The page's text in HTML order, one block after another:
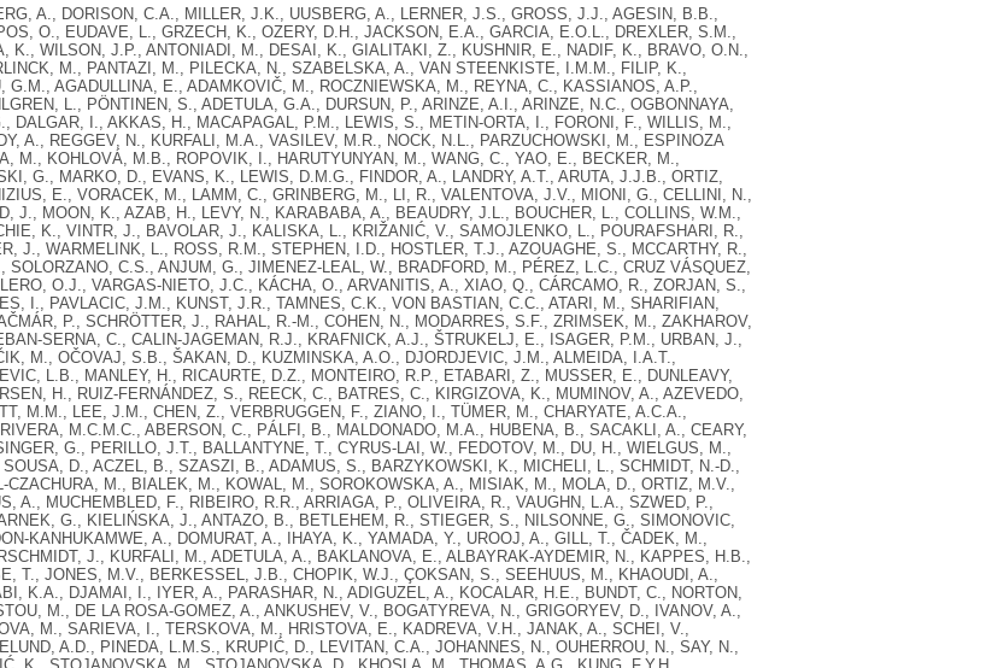
A., DORISON, C.A., MILLER, J.K., UUSBERG, A., LERNER, J.S., GROSS, J.J., AGESIN, B.B.,
O., EUDAVE, L., GRZECH, K., OZERY, D.H., JACKSON, E.A., GARCIA, E.O.L., DREXLER, S.M.,
K., WILSON, J.P., ANTONIADI, M., DESAI, K., GIALITAKI, Z., KUSHNIR, E., NADIF, K., BRAVO, O.N.,
M., PANTAZI, M., PILECKA, N., SZABELSKA, A., VAN STEENKISTE, I.M.M., FILIP, K.,
G.M., AGADULLINA, E., ADAMKOVIČ, M., ROCZNIEWSKA, M., REYNA, C., KASSIANOS, A.P.,
L., PÖNTINEN, S., ADETULA, G.A., DURSUN, P., ARINZE, A.I., ARINZE, N.C., OGBONNAYA,
DALGAR, I., AKKAS, H., MACAPAGAL, P.M., LEWIS, S., METIN-ORTA, I., FORONI, F., WILLIS, M.,
A., REGGEV, N., KURFALI, M.A., VASILEV, M.R., NOCK, N.L., PARZUCHOWSKI, M., ESPINOZA
M., KOHLOVÁ, M.B., ROPOVIK, I., HARUTYUNYAN, M., WANG, C., YAO, E., BECKER, M.,
G., MARKO, D., EVANS, K., LEWIS, D.M.G., FINDOR, A., LANDRY, A.T., ARUTA, J.J.B., ORTIZ,
E., VORACEK, M., LAMM, C., GRINBERG, M., LI, R., VALENTOVA, J.V., MIONI, G., CELLINI, N.,
J., MOON, K., AZAB, H., LEVY, N., KARABABA, A., BEAUDRY, J.L., BOUCHER, L., COLLINS, W.M.,
K., VINTR, J., BAVOLAR, J., KALISKA, L., KRIŽANIĆ, V., SAMOJLENKO, L., POURAFSHARI, R.,
J., WARMELINK, L., ROSS, R.M., STEPHEN, I.D., HOSTLER, T.J., AZOUAGHE, S., MCCARTHY, R.,
SOLORZANO, C.S., ANJUM, G., JIMENEZ-LEAL, W., BRADFORD, M., PÉREZ, L.C., CRUZ VÁSQUEZ,
O.J., VARGAS-NIETO, J.C., KÁCHA, O., ARVANITIS, A., XIAO, Q., CÁRCAMO, R., ZORJAN, S.,
I., PAVLACIC, J.M., KUNST, J.R., TAMNES, C.K., VON BASTIAN, C.C., ATARI, M., SHARIFIAN,
P., SCHRÖTTER, J., RAHAL, R.-M., COHEN, N., MODARRES, S.F., ZRIMSEK, M., ZAKHAROV,
SERNA, C., CALIN-JAGEMAN, R.J., KRAFNICK, A.J., ŠTRUKELJ, E., ISAGER, P.M., URBAN, J.,
M., OČOVAJ, S.B., ŠAKAN, D., KUZMINSKA, A.O., DJORDJEVIC, J.M., ALMEIDA, I.A.T.,
L.B., MANLEY, H., RICAURTE, D.Z., MONTEIRO, R.P., ETABARI, Z., MUSSER, E., DUNLEAVY,
H., RUIZ-FERNÁNDEZ, S., REECK, C., BATRES, C., KIRGIZOVA, K., MUMINOV, A., AZEVEDO,
M.M., LEE, J.M., CHEN, Z., VERBRUGGEN, F., ZIANO, I., TÜMER, M., CHARYATE, A.C.A.,
M.C.M.C., ABERSON, C., PÁLFI, B., MALDONADO, M.A., HUBENA, B., SACAKLI, A., CEARY,
G., PERILLO, J.T., BALLANTYNE, T., CYRUS-LAI, W., FEDOTOV, M., DU, H., WIELGUS, M.,
D., ACZEL, B., SZASZI, B., ADAMUS, S., BARZYKOWSKI, K., MICHELI, L., SCHMIDT, N.-D.,
CZACHURA, M., BIALEK, M., KOWAL, M., SOROKOWSKA, A., MISIAK, M., MOLA, D., ORTIZ, M.V.,
A., MUCHEMBLED, F., RIBEIRO, R.R., ARRIAGA, P., OLIVEIRA, R., VAUGHN, L.A., SZWED, P.,
G., KIELIŃSKA, J., ANTAZO, B., BETLEHEM, R., STIEGER, S., NILSONNE, G., SIMONOVIC,
KANHUKAMWE, A., DOMURAT, A., IHAYA, K., YAMADA, Y., UROOJ, A., GILL, T., ČADEK, M.,
J., KURFALI, M., ADETULA, A., BAKLANOVA, E., ALBAYRAK-AYDEMIR, N., KAPPES, H.B.,
T., JONES, M.V., BERKESSEL, J.B., CHOPIK, W.J., ÇOKSAN, S., SEEHUUS, M., KHAOUDI, A.,
K.A., DJAMAI, I., IYER, A., PARASHAR, N., ADIGUZEL, A., KOCALAR, H.E., BUNDT, C., NORTON,
M., DE LA ROSA-GOMEZ, A., ANKUSHEV, V., BOGATYREVA, N., GRIGORYEV, D., IVANOV, A.,
M., SARIEVA, I., TERSKOVA, M., HRISTOVA, E., KADREVA, V.H., JANAK, A., SCHEI, V.,
A.D., PINEDA, L.M.S., KRUPIĆ, D., LEVITAN, C.A., JOHANNES, N., OUHERROU, N., SAY, N.,